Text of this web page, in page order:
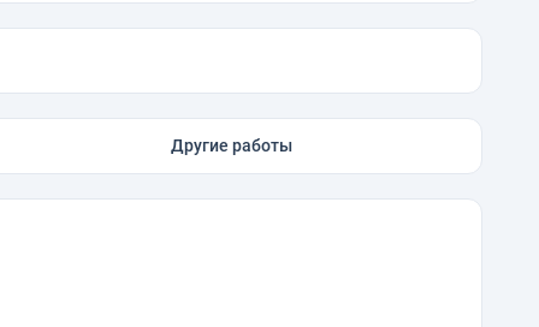
Другие работы